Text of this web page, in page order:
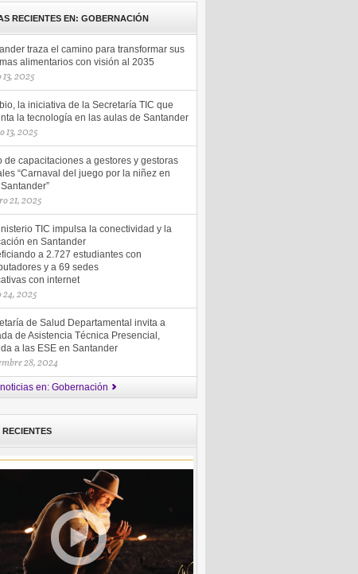
RECIENTES EN: GOBERNACIÓN
traza el camino para transformar sus
alimentarios con visión al 2035
2025
la iniciativa de la Secretaría TIC que
la tecnología en las aulas de Santander
13, 2025
de capacitaciones a gestores y gestoras
“Carnaval del juego por la niñez en
21, 2025
TIC impulsa la conectividad y la
en Santander
a 2.727 estudiantes con
y a 69 sedes
con internet
24, 2025
de Salud Departamental invita a
de Asistencia Técnica Presencial,
a las ESE en Santander
28, 2024
en: Gobernación
RECIENTES